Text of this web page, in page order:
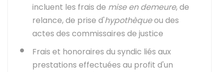
incluent les frais de mise en demeure, de
relance, de prise d'hypothèqueou des
actes des commissaires de justice
Frais et honoraires du syndic liés aux
prestations effectuées au profit d'un